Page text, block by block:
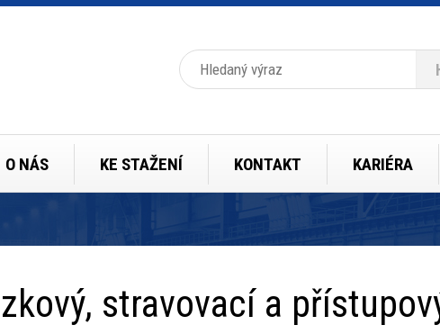
Hledat
O NÁS KE STAŽENÍ KONTAKT KARIÉRA
stravovací a